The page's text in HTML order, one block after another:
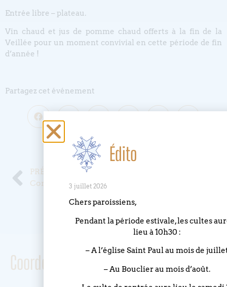
Entrée libre – plateau.
Vin chaud et jus de pomme chaud offerts à la fin de la
Veillée pour un moment convivial en cette période de fin
d’année !
Partagez cet événement
Publié le 27 octobre 2022
PRÉCÉDENT
Conférence proposée par l’association “ Spiritualité et Culture “
Coordonnées
Édito
3 juillet 2026
Chers paroissiens,
Pendant la période estivale, les cultes
lieu à 10h30 :
– A l’église Saint Paul au mois de
– Au Bouclier au mois d’août.